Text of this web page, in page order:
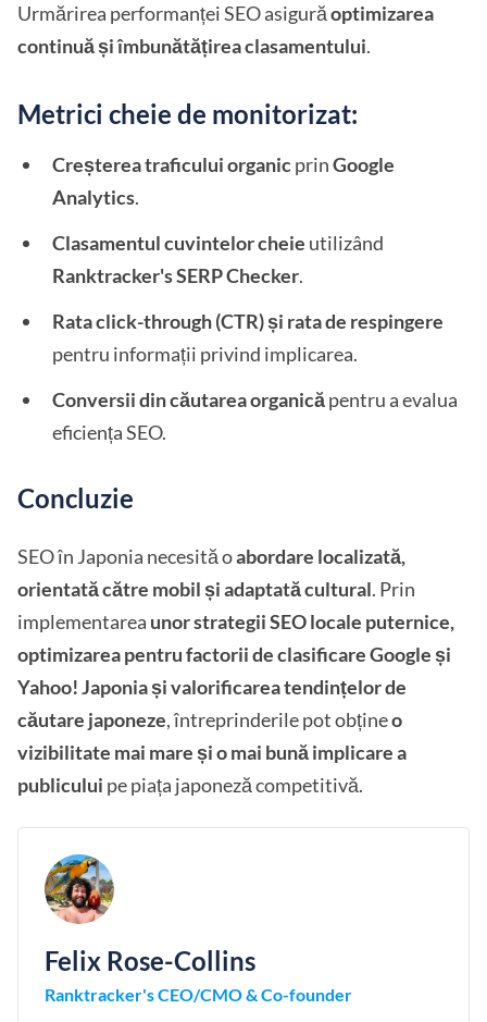
Urmărirea performanței SEO asigurăoptimizarea
continuă și îmbunătățirea clasamentului.
Metrici cheie de monitorizat:
Creșterea traficului organicprinGoogle
Analytics.
Clasamentul cuvintelor cheie utilizând
Ranktracker's SERP Checker.
Rata click-through (CTR) și rata de respingere
pentru informații privind implicarea.
Conversii din căutarea organicăpentru a evalua
eficiența SEO.
Concluzie
SEO în Japonia necesită oabordare localizată,
orientată către mobil și adaptată cultural. Prin
implementarea unor strategii SEO locale puternice,
optimizarea pentru factorii de clasificare Google și
Yahoo! Japonia și valorificarea tendințelor de
căutare japoneze, întreprinderile pot obțineo
vizibilitate mai mare și o mai bună implicare a
publicului pe piața japoneză competitivă.
Felix Rose-Collins
Ranktracker's CEO/CMO & Co-founder